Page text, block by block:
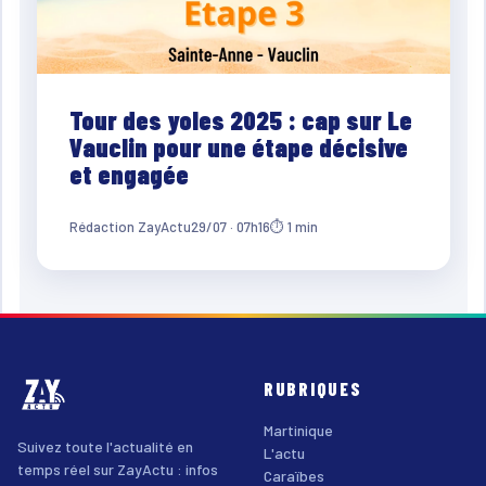
Tour des yoles 2025 : cap sur Le
Vauclin pour une étape décisive
et engagée
Rédaction ZayActu29/07 · 07h16⏱ 1 min
Suivez toute l'actualité en
temps réel sur ZayActu : infos
RUBRIQUES
Martinique
L'actu
Caraïbes